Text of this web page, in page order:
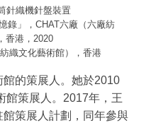
針織機針盤裝置
錄」，CHAT六廠（六廠紡
香港，2020
織文化藝術館），香港
的策展人。她於2010
館策展人。2017年，王
策展人計劃，同年參與